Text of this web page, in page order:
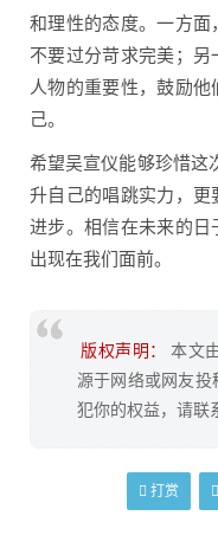
和理性的态度。一方面
不要过分苛求完美；
人物的重要性，鼓励
己。
希望吴宣仪能够珍惜这
升自己的唱跳实力，
进步。相信在未来的
出现在我们面前。
版权声明：
本文
源于网络或网友
犯你的权益，请联
打赏